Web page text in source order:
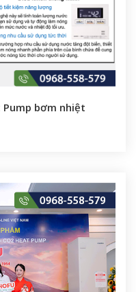
bơm nhiệt